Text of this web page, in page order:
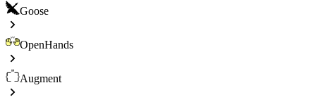
Goose
OpenHands
Augment